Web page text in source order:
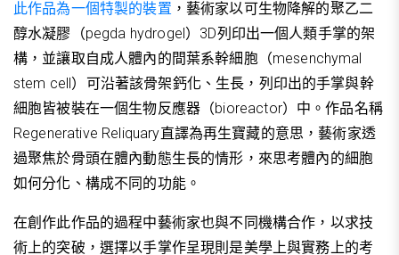
此作品為一個特製的裝置 ，藝術家以可生物降解的聚乙二
醇水凝膠（pegda hydrogel）3D列印出一個人類手掌的架
構，並讓取自成人體內的間葉系幹細胞（mesenchymal
stem cell）可沿著該骨架鈣化、生長，列印出的手掌與幹
細胞皆被裝在一個生物反應器（bioreactor）中。作品名稱
Regenerative Reliquary直譯為再生寶藏的意思，藝術家透
過聚焦於骨頭在體內動態生長的情形，來思考體內的細胞
如何分化、構成不同的功能。
在創作此作品的過程中藝術家也與不同機構合作，以求技
術上的突破，選擇以手掌作呈現則是美學上與實務上的考